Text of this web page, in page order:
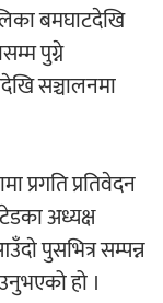
बमघाटदेखि
पुग्ने
सञ्चालनमा
प्रगति प्रतिवेदन
अध्यक्ष
पुसभित्र सम्पन्न
हो ।